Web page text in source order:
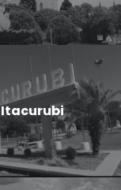
Itacurubi